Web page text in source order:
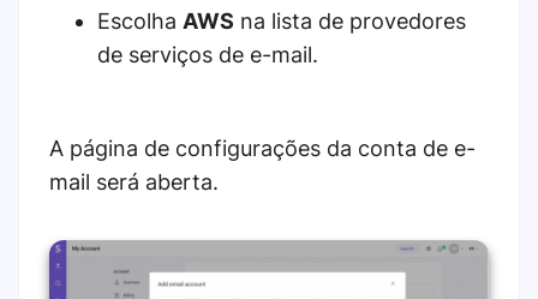
Escolha AWS na lista de provedores
de serviços de e-mail.
A página de configurações da conta de e-
mail será aberta.